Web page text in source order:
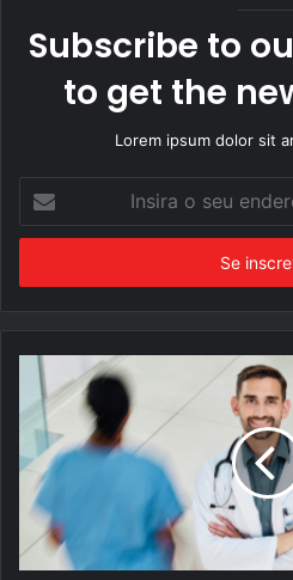
Subscribe to
to get the
Lorem ipsum dolor sit
seu
de